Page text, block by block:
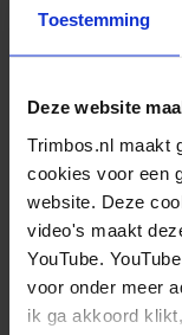
Toestemming
Deze website
Trimbos.nl maakt
cookies voor een
website. Deze
video's maakt
YouTube.
voor onder meer
ik ga akkoord
Ouders kunnen
Rookvrije
binnen één
rokencoach en
informatie
vergoeding).